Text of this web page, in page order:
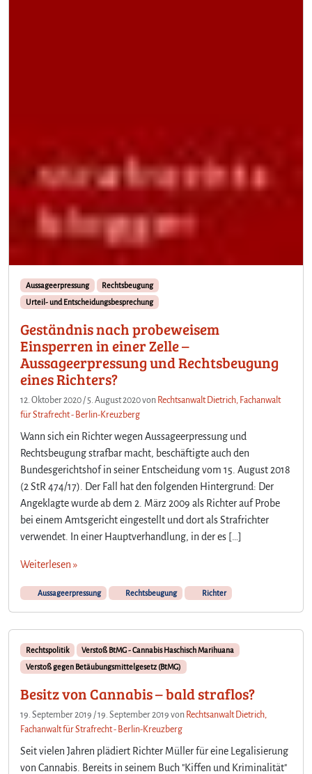
Aussageerpressung
Rechtsbeugung
Urteil- und Entscheidungsbesprechung
Geständnis nach probeweisem
Einsperren in einer Zelle –
Aussageerpressung und Rechtsbeugung
eines Richters?
12. Oktober 2020 / 5. August 2020von Rechtsanwalt Dietrich, Fachanwalt
für Strafrecht - Berlin-Kreuzberg
Wann sich ein Richter wegen Aussageerpressung und
Rechtsbeugung strafbar macht, beschäftigte auch den
Bundesgerichtshof in seiner Entscheidung vom 15. August 2018
(2 StR 474/17). Der Fall hat den folgenden Hintergrund: Der
Angeklagte wurde ab dem 2. März 2009 als Richter auf Probe
bei einem Amtsgericht eingestellt und dort als Strafrichter
verwendet. In einer Hauptverhandlung, in der es […]
Weiterlesen »
Aussageerpressung Rechtsbeugung Richter
Rechtspolitik
Verstoß BtMG - Cannabis Haschisch Marihuana
Verstoß gegen Betäubungsmittelgesetz (BtMG)
Besitz von Cannabis – bald straflos?
19. September 2019 /19. September 2019 von Rechtsanwalt Dietrich,
Fachanwalt für Strafrecht - Berlin-Kreuzberg
Seit vielen Jahren plädiert Richter Müller für eine Legalisierung
von Cannabis. Bereits in seinem Buch "Kiffen und Kriminalität"